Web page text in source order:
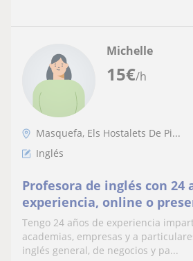
15€/h
Michelle
Masquefa, Els Hostalets De Pi...
Inglés
Profesora de inglés con 24
experiencia, online o
exámenes oficiales
selectividad... inglés de
escolar
Tengo 24 años de experiencia
academias, empresas y a
inglés general, de negocios y pa...